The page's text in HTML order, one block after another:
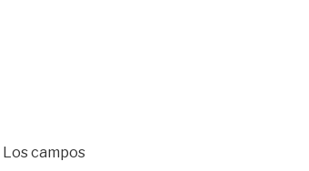
Los campos